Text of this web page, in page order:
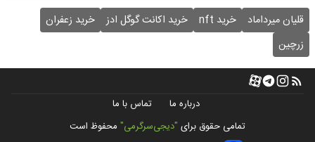
قلیان میرداماد خرید nft خرید اکانت گوگل ادز
خرید زعفران
زرچین
درباره ما
تماس با ما
تمامی حقوق برای "دیجی‌سرگرمی" محفوظ است